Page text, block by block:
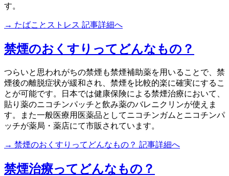
す。
→ たばことストレス 記事詳細へ
禁煙のおくすりってどんなもの？
つらいと思われがちの禁煙も禁煙補助薬を用いることで、禁
煙後の離脱症状が緩和され、禁煙を比較的楽に確実にするこ
とが可能です。日本では健康保険による禁煙治療において、
貼り薬のニコチンパッチと飲み薬のバレニクリンが使えま
す。また一般医療用医薬品としてニコチンガムとニコチンパ
ッチが薬局・薬店にて市販されています。
→ 禁煙のおくすりってどんなもの？ 記事詳細へ
禁煙治療ってどんなもの？